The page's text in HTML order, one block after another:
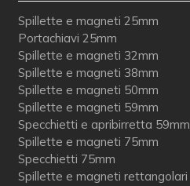
Spillette e magneti 25mm
Portachiavi 25mm
Spillette e magneti 32mm
Spillette e magneti 38mm
Spillette e magneti 50mm
Spillette e magneti 59mm
Specchietti e apribirretta 59mm
Spillette e magneti 75mm
Specchietti 75mm
Spillette e magneti rettangolari